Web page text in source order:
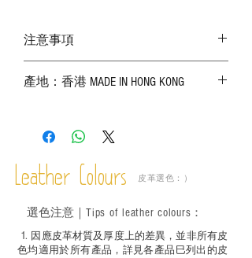
注意事項
實物為準；
－ 植鞣皮革容易受環境、使用程度等產生
成後定期在皮面塗上皮革專用清潔劑及貂
鼠油等；
適合六歲以下兒童使用；六至十二歲兒童
必須由成年人陪同下使用並應小心處理。
產地：香港 MADE IN HONG KONG
Leather Colours 皮革選色：）
1. ​ 因應皮革材質及厚度上的差異，並非所有皮
色均適用於所有產品，詳見各產品巳列出的皮
選色注意｜ Tips of leather colours ：